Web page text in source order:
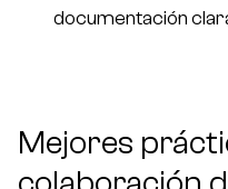
documentación
Mejores